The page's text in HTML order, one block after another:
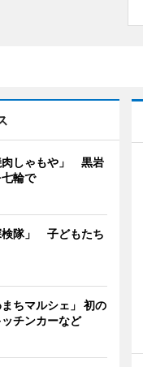
肉しゃもや」 黒岩
輪で
検隊」 子どもたち
ちマルシェ」 初の
チンカーなど